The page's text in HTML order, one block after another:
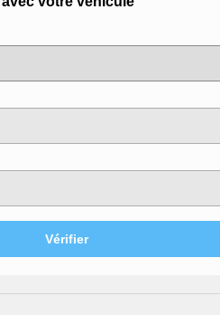
Vérifier